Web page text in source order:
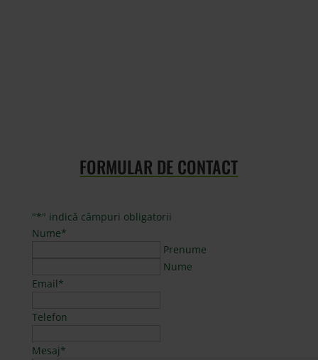
FORMULAR DE CONTACT
"*" indică câmpuri obligatorii
Nume*
Prenume
Nume
Email*
Telefon
Mesaj*